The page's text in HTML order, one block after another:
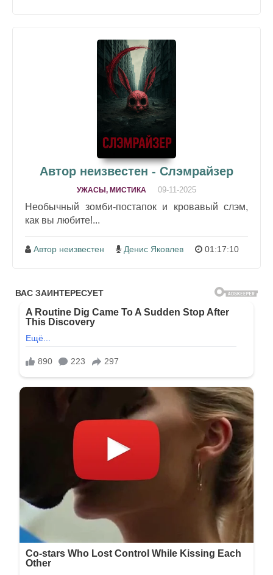
Автор неизвестен - Слэмрайзер
УЖАСЫ, МИСТИКА 09-11-2025
Необычный зомби-постапок и кровавый слэм,
как вы любите!...
Автор неизвестен Денис Яковлев 01:17:10